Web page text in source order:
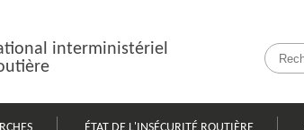
interministériel
ÉTAT DE L'INSÉCURITÉ ROUTIÈRE